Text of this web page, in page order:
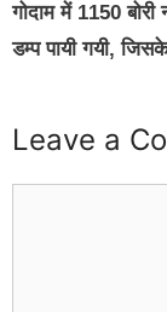
गोदाम में 1150
डम्प पायी गयी,
Leave a